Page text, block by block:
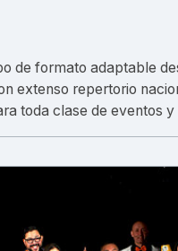
de formato adaptable
extenso repertorio
toda clase de eventos y